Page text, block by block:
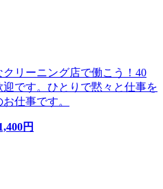
クリーニング店で働こう！40
です。ひとりで黙々と仕事を
仕事です。
円